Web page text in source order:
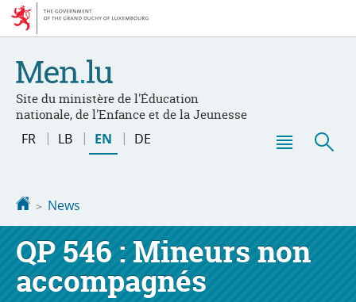
Go
Go
Site du ministère de l'Éducation
nationale, de l'Enfance et de la Jeunesse
Changer
FR LB EN DE
Homepage
News
QP 546 : Mineurs non
accompagnés